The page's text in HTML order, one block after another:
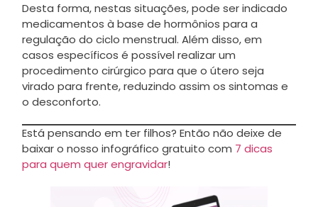
Desta forma, nestas situações, pode ser indicado
medicamentos à base de hormônios para a
regulação do ciclo menstrual. Além disso, em
casos específicos é possível realizar um
procedimento cirúrgico para que o útero seja
virado para frente, reduzindo assim os sintomas e
o desconforto.
Está pensando em ter filhos? Então não deixe de
baixar o nosso infográfico gratuito com 7 dicas
para quem quer engravidar!